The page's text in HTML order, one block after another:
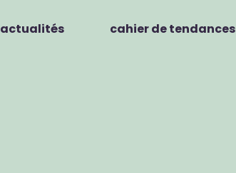
actualités cahier de tendances